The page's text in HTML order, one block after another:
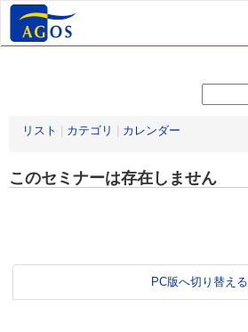
リスト カテゴリ カレンダー
このセミナーは存在しません
PC版へ切り替える